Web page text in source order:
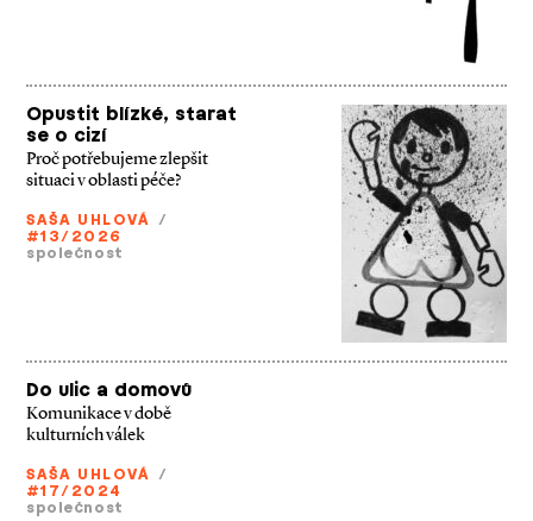
Opustit blízké, starat
se o cizí
Proč potřebujeme zlepšit
situaci v oblasti péče?
SAŠA UHLOVÁ /
#13/2026
společnost
Do ulic a domovů
Komunikace v době
kulturních válek
SAŠA UHLOVÁ /
#17/2024
společnost